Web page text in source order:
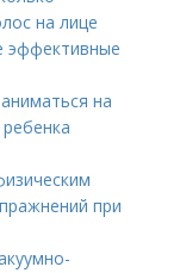
на лице
эффективные
на
при